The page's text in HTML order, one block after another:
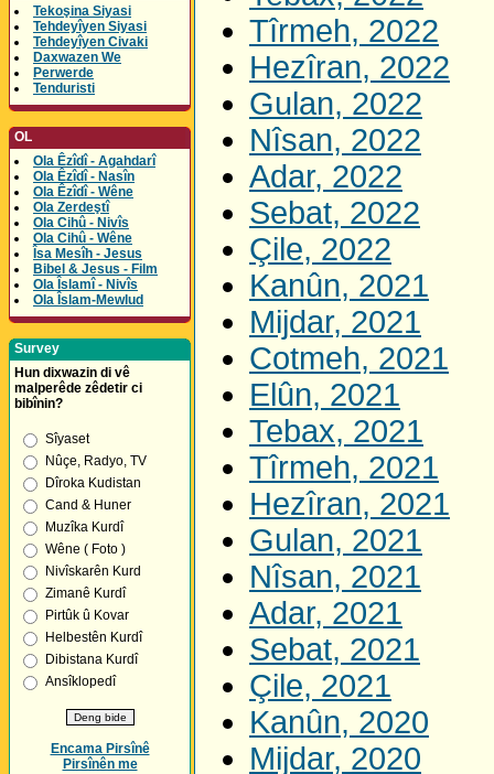
Tekoşina Siyasi
Tehdeyîyen Siyasi
Tehdeyîyen Civaki
Daxwazen We
Perwerde
Tenduristi
OL
Ola Êzîdî - Agahdarî
Ola Êzîdî - Nasîn
Ola Êzîdî - Wêne
Ola Zerdeştî
Ola Cihû - Nivîs
Ola Cihû - Wêne
Îsa Mesîh - Jesus
Bibel & Jesus - Film
Ola Îslamî - Nivîs
Ola Îslam-Mewlud
Survey
Hun dixwazin di vê
malperêde zêdetir ci
bibînin?
Sîyaset
Nûçe, Radyo, TV
Dîroka Kudistan
Cand & Huner
Muzîka Kurdî
Wêne ( Foto )
Nivîskarên Kurd
Zimanê Kurdî
Pirtûk û Kovar
Helbestên Kurdî
Dibistana Kurdî
Ansîklopedî
Encama Pirsînê
Pirsînên me
Tîrmeh, 2022
Hezîran, 2022
Gulan, 2022
Nîsan, 2022
Adar, 2022
Sebat, 2022
Çile, 2022
Kanûn, 2021
Mijdar, 2021
Cotmeh, 2021
Elûn, 2021
Tebax, 2021
Tîrmeh, 2021
Hezîran, 2021
Gulan, 2021
Nîsan, 2021
Adar, 2021
Sebat, 2021
Çile, 2021
Kanûn, 2020
Mijdar, 2020